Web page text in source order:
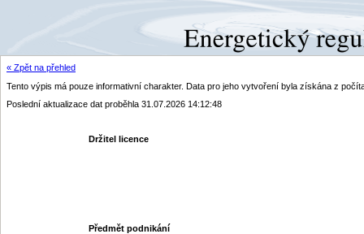
« Zpět na přehled
Tento výpis má pouze informativní charakter. Data pro jeho vytvoření byla získána z
Poslední aktualizace dat proběhla 31.07.2026 14:12:48
Držitel licence
Předmět podnikání